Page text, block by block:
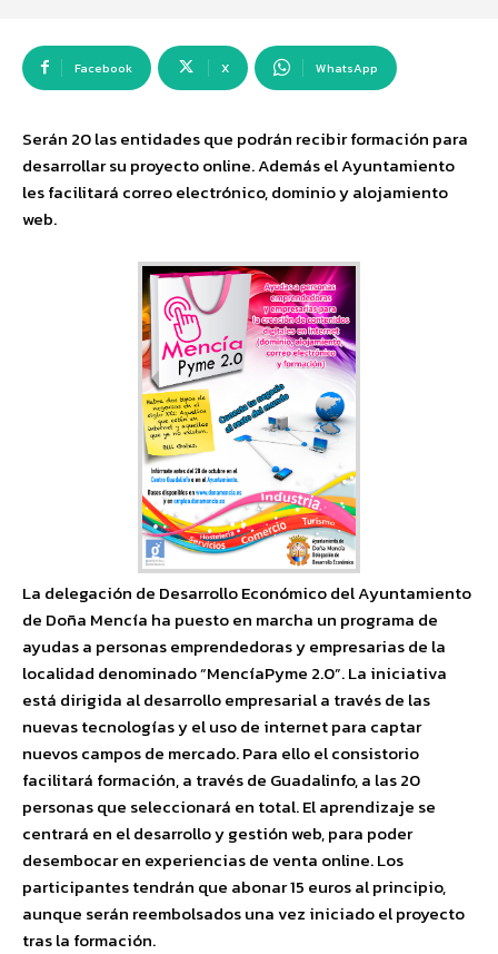
Facebook X WhatsApp
Serán 20 las entidades que podrán recibir formación para
desarrollar su proyecto online. Además el Ayuntamiento
les facilitará correo electrónico, dominio y alojamiento
web.
La delegación de Desarrollo Económico del Ayuntamiento
de Doña Mencía ha puesto en marcha un programa de
ayudas a personas emprendedoras y empresarias de la
localidad denominado “MencíaPyme 2.0”. La iniciativa
está dirigida al desarrollo empresarial a través de las
nuevas tecnologías y el uso de internet para captar
nuevos campos de mercado. Para ello el consistorio
facilitará formación, a través de Guadalinfo, a las 20
personas que seleccionará en total. El aprendizaje se
centrará en el desarrollo y gestión web, para poder
desembocar en experiencias de venta online. Los
participantes tendrán que abonar 15 euros al principio,
aunque serán reembolsados una vez iniciado el proyecto
tras la formación.